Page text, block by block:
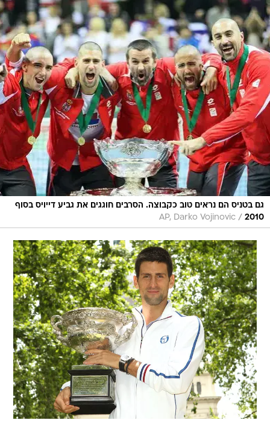
גם בטניס הם נראים טוב כקבוצה. הסרבים חוגגים את גביע דייויס בסוף
2010
/
AP, Darko Vojinovic